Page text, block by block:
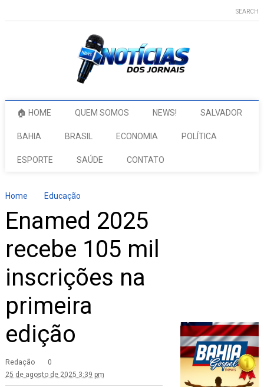
SEARCH
🏠 HOME QUEM SOMOS NEWS! SALVADOR
BAHIA BRASIL ECONOMIA POLÍTICA
ESPORTE SAÚDE CONTATO
Home Educação
Enamed 2025
recebe 105 mil
inscrições na
primeira
edição
Redação
0
25 de agosto de 2025 3:39 pm